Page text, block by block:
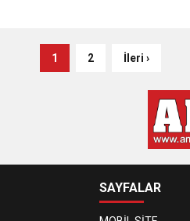
1 2 İleri ›
SAYFALAR